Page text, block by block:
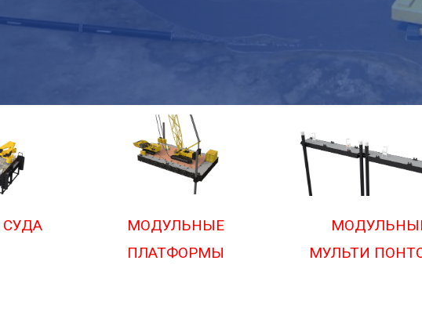
МОДУЛЬНЫЕ
ПЛАТФОРМЫ
МУЛЬТИ